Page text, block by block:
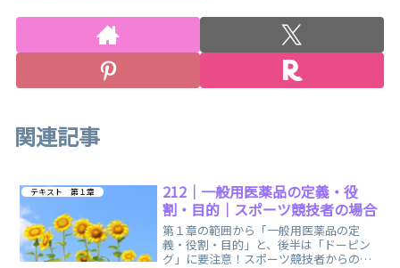
関連記事
テキスト 第１章
212｜一般用医薬品の定義・役
割・目的｜スポーツ競技者の場合
第１章の範囲から「一般用医薬品の定
義・役割・目的」と、後半は「ドーピン
グ」に要注意！スポーツ競技者からの相